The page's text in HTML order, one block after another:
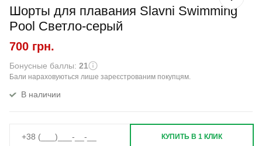
Шорты для плавания Slavni Swimming
Pool Светло-серый
700 грн.
Бонусные баллы: 21
Бали нараховуються лише зареєстрованим покупцям.
В наличии
КУПИТЬ В 1 КЛИК